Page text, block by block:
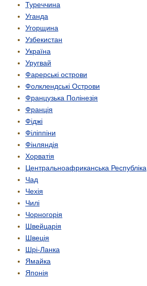
Туреччина
Уганда
Угорщина
Узбекистан
Україна
Уругвай
Фарерські острови
Фолклендські Острови
Французька Полінезія
Франція
Фіджі
Філіппіни
Фінляндія
Хорватія
Центрально­африканська Республіка
Чад
Чехія
Чилі
Чорногорія
Швейцарія
Швеція
Шрі-Ланка
Ямайка
Японія